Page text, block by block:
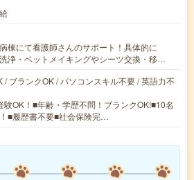
棟にて看護師さんのサポート！具体的に
浄・ベットメイキングやシーツ交換・移…
/ ブランクOK / パソコンスキル不要 / 英語力不
験OK！■年齢・学歴不問！ブランクOK!■10名
■履歴書不要■社会保険完…